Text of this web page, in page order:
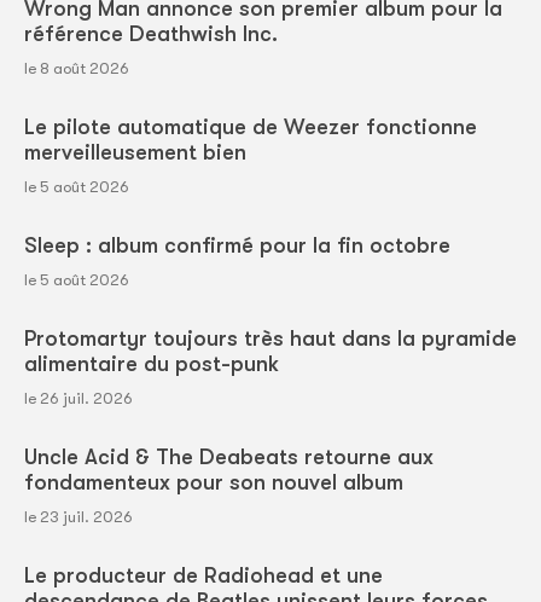
Wrong Man annonce son premier album pour la
référence Deathwish Inc.
le 8 août 2026
Le pilote automatique de Weezer fonctionne
merveilleusement bien
le 5 août 2026
Sleep : album confirmé pour la fin octobre
le 5 août 2026
Protomartyr toujours très haut dans la pyramide
alimentaire du post-punk
le 26 juil. 2026
Uncle Acid & The Deabeats retourne aux
fondamenteux pour son nouvel album
le 23 juil. 2026
Le producteur de Radiohead et une